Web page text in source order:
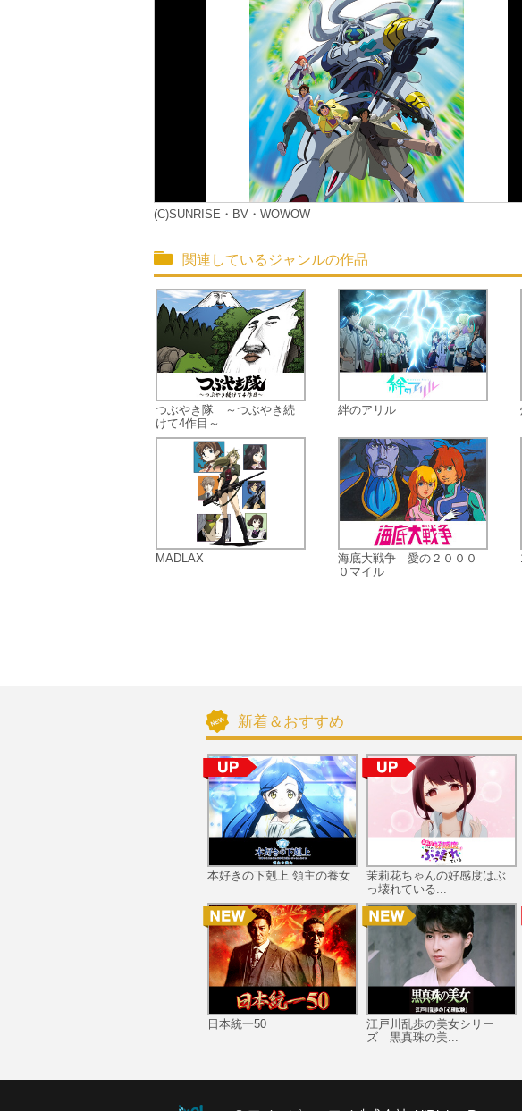
(C)SUNRISE・BV・WOWOW
関連しているジャンルの作品
つぶやき隊 ～つぶやき続
けて4作目～
MADLAX
絆のアリル
海底大戦争 愛の２０００
０マイル
新着＆おすすめ
本好きの下剋上 領主の養女
日本統一50
茉莉花ちゃんの好感度はぶ
っ壊れている...
江戸川乱歩の美女シリー
ズ 黒真珠の美...